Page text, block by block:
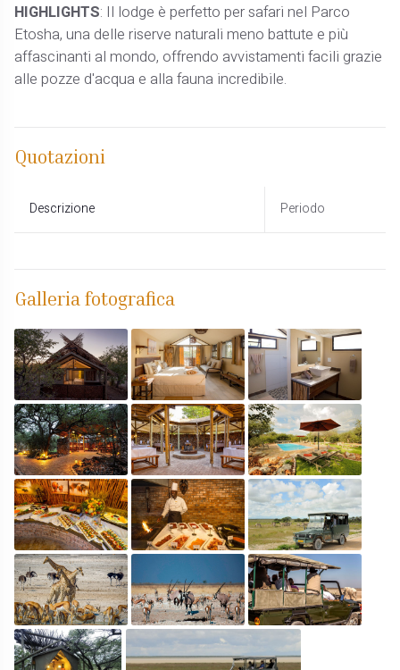
HIGHLIGHTS: Il lodge è perfetto per safari nel Parco
Etosha, una delle riserve naturali meno battute e più
affascinanti al mondo, offrendo avvistamenti facili grazie
alle pozze d'acqua e alla fauna incredibile.
Quotazioni
Descrizione Periodo
Galleria fotografica